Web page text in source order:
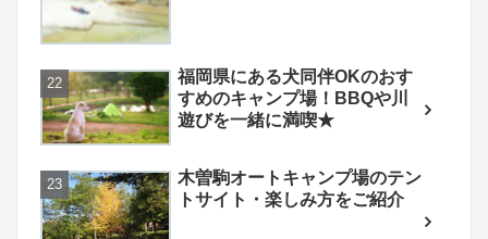
福岡県にある犬同伴OKのおす
すめのキャンプ場！BBQや川
遊びを一緒に満喫★
木曽駒オートキャンプ場のテン
トサイト・楽しみ方をご紹介